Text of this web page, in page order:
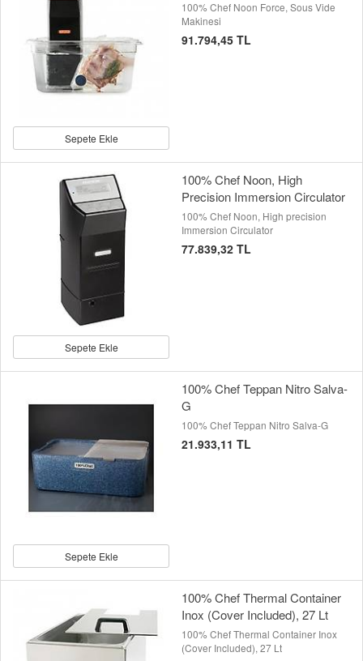
Sepete Ekle
100% Chef Noon Force, Sous Vide
Makinesi
91.794,45 TL
Sepete Ekle
100% Chef Noon, High
Precision Immersion Circulator
100% Chef Noon, High precision
Immersion Circulator
77.839,32 TL
Sepete Ekle
100% Chef Teppan Nitro Salva-
G
100% Chef Teppan Nitro Salva-G
21.933,11 TL
100% Chef Thermal Container
Inox (Cover Included), 27 Lt
100% Chef Thermal Container Inox
(Cover Included), 27 Lt